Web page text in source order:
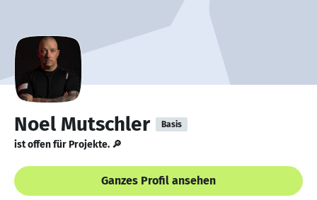
Noel Mutschler Basis
ist offen für Projekte. 🔎
Ganzes Profil ansehen